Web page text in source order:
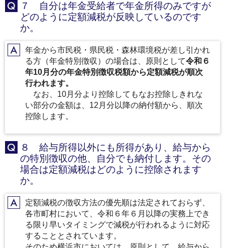
Q
７ 自分は年金受給者で年金所得のみですが
どのように定額減税が反映しているのです
か。
A年金から市民税・県民税・森林環境税が差し引かれ
る方（年金特別徴収）の場合は、原則として令和６
年10月分の年金特別徴収税額から定額減税が順次
行われます。
なお、10月分より控除してもなお控除しきれな
い部分の金額は、12月分以降の納付額から、順次
控除します。
Q
８ 給与所得以外にも所得があり、給与から
の特別徴収の他、自分でも納付します。その
場合は定額減税はどのように控除されます
か。
A定額減税の徴収方法の優先順は法定されておらず、
各市町村において、令和６年６月以降の実務上でき
る限り早いタイミングで減税が行われるように対応
することとされています。